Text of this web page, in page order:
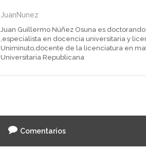
JuanNunez
Juan Guillermo Núñez Osuna es
,especialista en docencia universitaria y
Uniminuto,docente de la licenciatura en
Universitaria Republicana
Comentarios